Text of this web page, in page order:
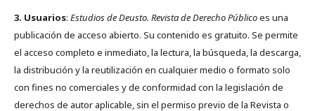
3. Usuarios: Estudios de Deusto. Revista de Derecho Públicoes una
publicación de acceso abierto. Su contenido es gratuito. Se permite
el acceso completo e inmediato, la lectura, la búsqueda, la descarga,
la distribución y la reutilización en cualquier medio o formato solo
con fines no comerciales y de conformidad con la legislación de
derechos de autor aplicable, sin el permiso previo de la Revista o